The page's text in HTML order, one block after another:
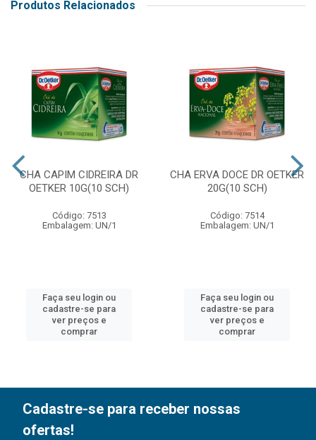
Produtos Relacionados
CHA CAPIM CIDREIRA DR
OETKER 10G(10 SCH)
Código: 7513
Embalagem: UN/1
Faça seu login ou
cadastre-se para
ver preços e
comprar
CHA ERVA DOCE DR OETKER
20G(10 SCH)
Código: 7514
Embalagem: UN/1
Faça seu login ou
cadastre-se para
ver preços e
comprar
Cadastre-se para receber nossas
ofertas!